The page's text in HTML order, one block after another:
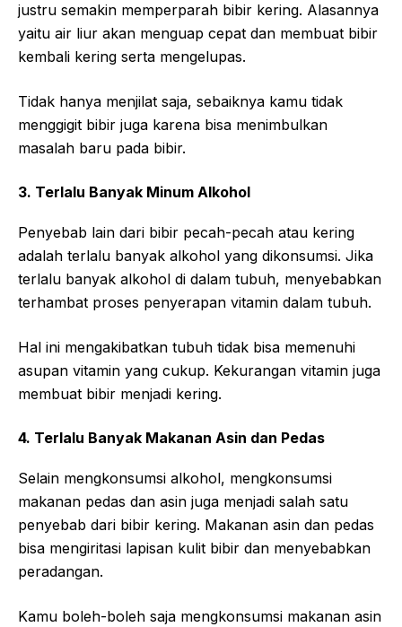
justru semakin memperparah bibir kering. Alasannya
yaitu air liur akan menguap cepat dan membuat bibir
kembali kering serta mengelupas.
Tidak hanya menjilat saja, sebaiknya kamu tidak
menggigit bibir juga karena bisa menimbulkan
masalah baru pada bibir.
3. Terlalu Banyak Minum Alkohol
Penyebab lain dari bibir pecah-pecah atau kering
adalah terlalu banyak alkohol yang dikonsumsi. Jika
terlalu banyak alkohol di dalam tubuh, menyebabkan
terhambat proses penyerapan vitamin dalam tubuh.
Hal ini mengakibatkan tubuh tidak bisa memenuhi
asupan vitamin yang cukup. Kekurangan vitamin juga
membuat bibir menjadi kering.
4. Terlalu Banyak Makanan Asin dan Pedas
Selain mengkonsumsi alkohol, mengkonsumsi
makanan pedas dan asin juga menjadi salah satu
penyebab dari bibir kering. Makanan asin dan pedas
bisa mengiritasi lapisan kulit bibir dan menyebabkan
peradangan.
Kamu boleh-boleh saja mengkonsumsi makanan asin